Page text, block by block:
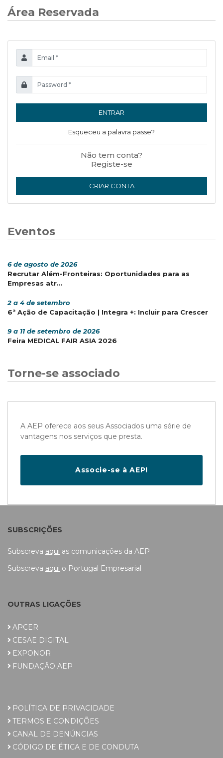
Área Reservada
ENTRAR
Esqueceu a palavra passe?
Não tem conta?
Registe-se
CRIAR CONTA
Eventos
6 de agosto de 2026
Recrutar Além-Fronteiras: Oportunidades para as
Empresas atr...
2 a 4 de setembro
6ª Ação de Capacitação | Integra +: Incluir para Crescer
9 a 11 de setembro de 2026
Feira MEDICAL FAIR ASIA 2026
Torne-se associado
A AEP oferece aos seus Associados uma série de
vantagens nos serviços que presta.
Associe-se à AEP!
SUBSCRIÇÕES
Subscreva aqui as comunicações da AEP
Subscreva aqui o Portugal Empresarial
OUTRAS LIGAÇÕES
APCER
CESAE DIGITAL
EXPONOR
FUNDAÇÃO AEP
POLÍTICA DE PRIVACIDADE
TERMOS E CONDIÇÕES
CANAL DE DENÚNCIAS
CÓDIGO DE ÉTICA E DE CONDUTA